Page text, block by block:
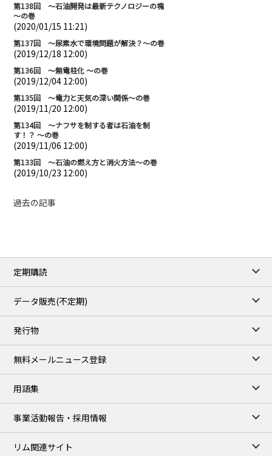
第138回 ～石油開発は最新テクノロジーの塊
～の巻
(2020/01/15 11:21)
第137回 ～尿素水で環境問題が解決？～の巻
(2019/12/18 12:00)
第136回 ～無電柱化 ～の巻
(2019/12/04 12:00)
第135回 ～電力と天気の深い関係～の巻
(2019/11/20 12:00)
第134回 ～ナフサを制する者は石油を制
す！？ ～の巻
(2019/11/06 12:00)
第133回 ～石油の燃え方と消火方法～の巻
(2019/10/23 12:00)
過去の記事
定期購読
データ販売(不定期)
発行物
無料メールニュース登録
用語集
事業活動報告・採用情報
リム関連サイト